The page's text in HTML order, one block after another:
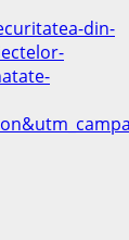
din-